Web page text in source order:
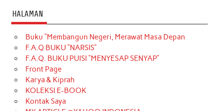
HALAMAN
Buku “Membangun Negeri, Merawat Masa Depan
F.A.Q BUKU “NARSIS”
F.A.Q. BUKU PUISI “MENYESAP SENYAP”
Front Page
Karya & Kiprah
KOLEKSI E-BOOK
Kontak Saya